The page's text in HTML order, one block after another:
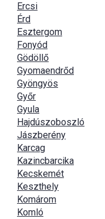
Ercsi
Érd
Esztergom
Fonyód
Gödöllő
Gyomaendrőd
Gyöngyös
Győr
Gyula
Hajdúszoboszló
Jászberény
Karcag
Kazincbarcika
Kecskemét
Keszthely
Komárom
Komló